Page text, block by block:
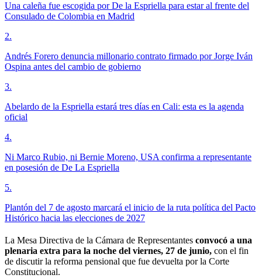
Una caleña fue escogida por De la Espriella para estar al frente del
Consulado de Colombia en Madrid
2.
Andrés Forero denuncia millonario contrato firmado por Jorge Iván
Ospina antes del cambio de gobierno
3.
Abelardo de la Espriella estará tres días en Cali: esta es la agenda
oficial
4.
Ni Marco Rubio, ni Bernie Moreno, USA confirma a representante
en posesión de De La Espriella
5.
Plantón del 7 de agosto marcará el inicio de la ruta política del Pacto
Histórico hacia las elecciones de 2027
La Mesa Directiva de la Cámara de Representantes convocó a una
plenaria extra para la noche del viernes, 27 de junio, con el fin
de discutir la reforma pensional que fue devuelta por la Corte
Constitucional.